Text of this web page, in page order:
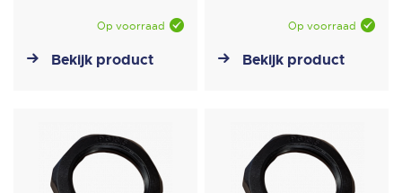
Op voorraad
Bekijk product
Op voorraad
Bekijk product